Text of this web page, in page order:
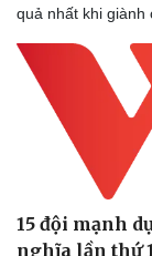
quả nhất khi giành
15 đội mạnh
nghĩa lần thứ